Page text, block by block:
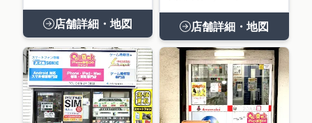
店舗詳細・地図 店舗詳細・地図